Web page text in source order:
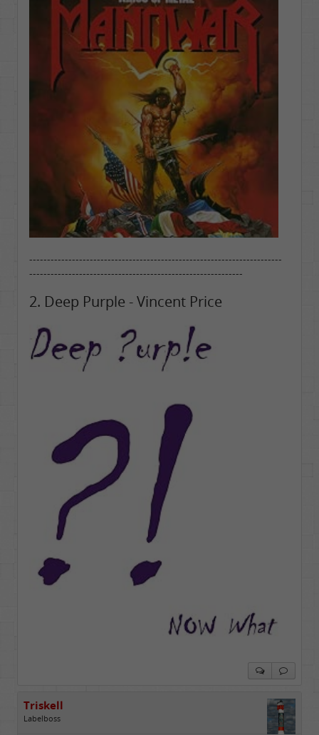
-----------------------------------------------------------------------
------------------------------------------------------------
2. Deep Purple - Vincent Price
Triskell
Labelboss